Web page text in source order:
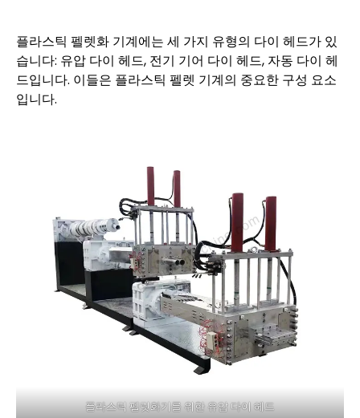
플라스틱 펠렛화 기계에는 세 가지 유형의 다이 헤드가 있
습니다: 유압 다이 헤드, 전기 기어 다이 헤드, 자동 다이 헤
드입니다. 이들은 플라스틱 펠렛 기계의 중요한 구성 요소
입니다.
플라스틱 펠릿화기를 위한 유압 다이 헤드